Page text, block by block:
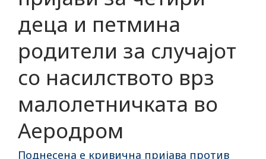
деца и петмина
родители за случајот
со насилството врз
малолетничката во
Аеродром
Поднесена е кривична пријава против